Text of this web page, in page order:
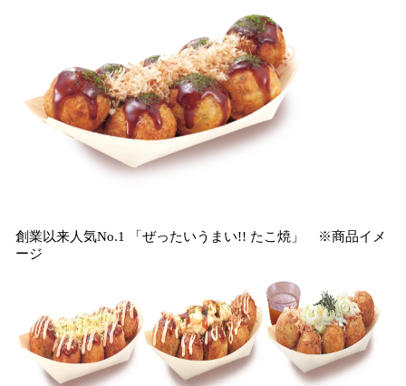
創業以来人気No.1 「ぜったいうまい!! たこ焼」 ※商品イメ
ージ